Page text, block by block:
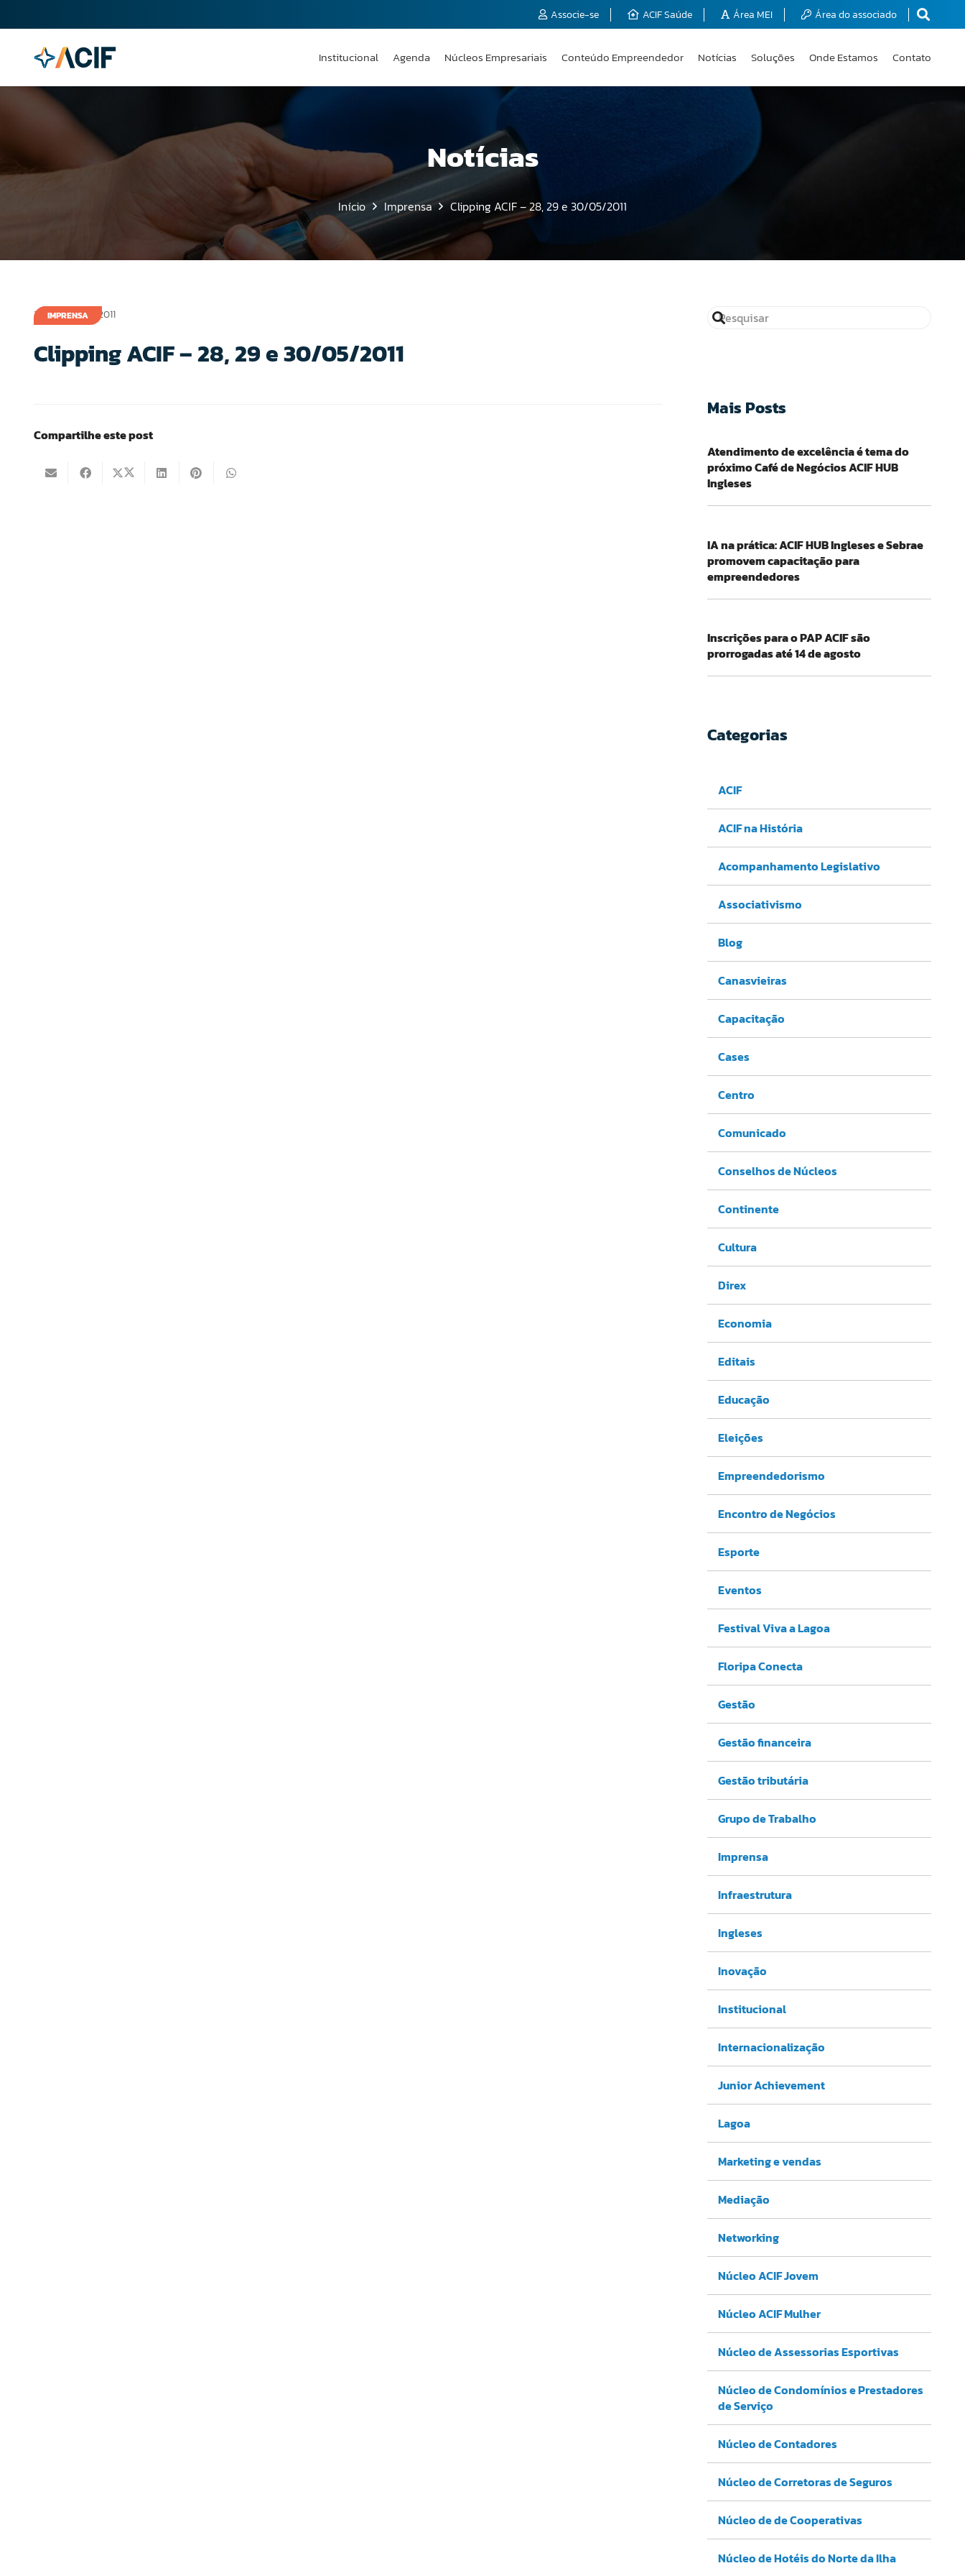
Associe-se ACIF Saúde Área MEI Área do associado
Institucional Agenda Núcleos Empresariais Conteúdo Empreendedor Notícias Soluções Onde Estamos Contato
Notícias
Início Imprensa Clipping ACIF – 28, 29 e 30/05/2011
IMPRENSA
30 de maio de 2011
Clipping ACIF – 28, 29 e 30/05/2011
Compartilhe este post
Mais Posts
Atendimento de excelência é tema do
próximo Café de Negócios ACIF HUB
Ingleses
IA na prática: ACIF HUB Ingleses e Sebrae
promovem capacitação para
empreendedores
Inscrições para o PAP ACIF são
prorrogadas até 14 de agosto
Categorias
ACIF
ACIF na História
Acompanhamento Legislativo
Associativismo
Blog
Canasvieiras
Capacitação
Cases
Centro
Comunicado
Conselhos de Núcleos
Continente
Cultura
Direx
Economia
Editais
Educação
Eleições
Empreendedorismo
Encontro de Negócios
Esporte
Eventos
Festival Viva a Lagoa
Floripa Conecta
Gestão
Gestão financeira
Gestão tributária
Grupo de Trabalho
Imprensa
Infraestrutura
Ingleses
Inovação
Institucional
Internacionalização
Junior Achievement
Lagoa
Marketing e vendas
Mediação
Networking
Núcleo ACIF Jovem
Núcleo ACIF Mulher
Núcleo de Assessorias Esportivas
Núcleo de Condomínios e Prestadores
de Serviço
Núcleo de Contadores
Núcleo de Corretoras de Seguros
Núcleo de de Cooperativas
Núcleo de Hotéis do Norte da Ilha